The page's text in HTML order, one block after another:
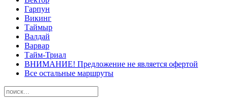
Гарпун
Викинг
Таймыр
Валдай
Варвар
Тайм-Триал
ВНИМАНИЕ! Предложение не является офертой
Все остальные маршруты